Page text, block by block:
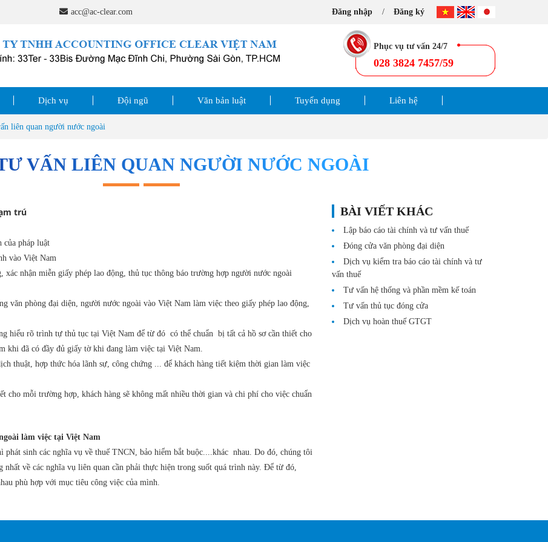
acc@ac-clear.com Đăng nhập Đăng ký
Phục vụ tư vấn 24/7
028 3824 7457/59
Dịch vụ Đội ngũ Văn bản luật Tuyển dụng Liên hệ
liên quan người nước ngoài
VẤN LIÊN QUAN NGƯỜI NƯỚC NGOÀI
trú
của pháp luật
vào Việt Nam
nhận miễn giấy phép lao động, thủ tục thông báo trường hợp người nước ngoài
văn phòng đại diện, người nước ngoài vào Việt Nam làm việc theo giấy phép lao động,
hiểu rõ trình tự thủ tục tại Việt Nam để từ đó có thể chuẩn bị tất cả hồ sơ cần thiết cho
khi đã có đầy đủ giấy tờ khi đang làm việc tại Việt Nam.
thuật, hợp thức hóa lãnh sự, công chứng ... để khách hàng tiết kiệm thời gian làm việc
cho mỗi trường hợp, khách hàng sẽ không mất nhiều thời gian và chi phí cho việc chuẩn
làm việc tại Việt Nam
sinh các nghĩa vụ về thuế TNCN, bảo hiểm bắt buộc....khác nhau. Do đó, chúng tôi
về các nghĩa vụ liên quan cần phải thực hiện trong suốt quá trình này. Để từ đó,
phù hợp với mục tiêu công việc của mình.
BÀI VIẾT KHÁC
Lập báo cáo tài chính và tư vấn thuế
Đóng cửa văn phòng đại diện
Dịch vụ kiểm tra báo cáo tài chính và tư
vấn thuế
Tư vấn hệ thống và phần mềm kế toán
Tư vấn thủ tục đóng cửa
Dịch vụ hoàn thuế GTGT